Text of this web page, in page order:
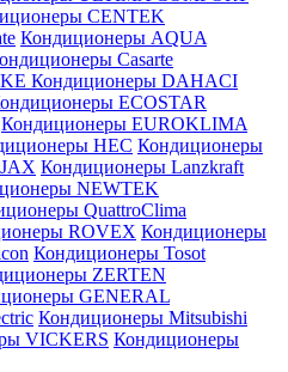
CENTEK
Кондиционеры AQUA
Casarte
Кондиционеры DAHACI
ECOSTAR
Кондиционеры EUROKLIMA
HEC Кондиционеры
Кондиционеры Lanzkraft
NEWTEK
QuattroClima
ROVEX Кондиционеры
Кондиционеры Tosot
ZERTEN
GENERAL
Кондиционеры Mitsubishi
VICKERS Кондиционеры